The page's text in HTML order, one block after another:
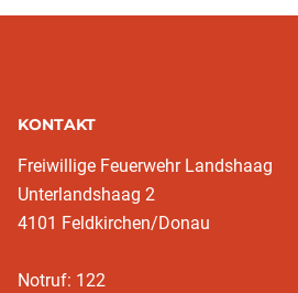
KONTAKT
Freiwillige Feuerwehr Landshaag
Unterlandshaag 2
4101 Feldkirchen/Donau
Notruf: 122